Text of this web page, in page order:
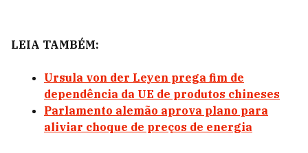
LEIA TAMBÉM:
Ursula von der Leyen prega fim de
dependência da UE de produtos chineses
Parlamento alemão aprova plano para
aliviar choque de preços de energia